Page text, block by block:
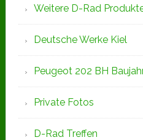
Weitere D-Rad
Deutsche Werke Kiel
Peugeot 202 BH
Private Fotos
D-Rad Treffen